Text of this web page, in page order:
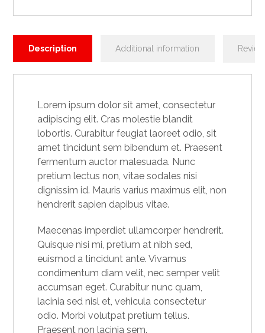
Description Additional information
Lorem ipsum dolor sit amet, consectetur
adipiscing elit. Cras molestie blandit
lobortis. Curabitur feugiat laoreet odio, sit
amet tincidunt sem bibendum et. Praesent
fermentum auctor malesuada. Nunc
pretium lectus non, vitae sodales nisi
dignissim id. Mauris varius maximus elit, non
hendrerit sapien dapibus vitae.
Maecenas imperdiet ullamcorper hendrerit.
Quisque nisi mi, pretium at nibh sed,
euismod a tincidunt ante. Vivamus
condimentum diam velit, nec semper velit
accumsan eget. Curabitur nunc quam,
lacinia sed nisl et, vehicula consectetur
odio. Morbi volutpat pretium tellus.
Praesent non lacinia sem.